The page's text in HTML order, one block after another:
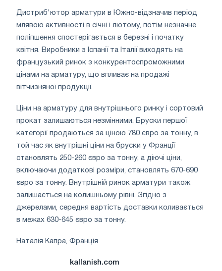
Дистриб'ютор арматури в Южно-відзначив період
млявою активності в січні і лютому, потім незначне
поліпшення спостерігається в березні і початку
квітня. Виробники з Іспанії та Італії виходять на
французький ринок з конкурентоспроможними
цінами на арматуру, що впливає на продажі
вітчизняної продукції.
Ціни на арматуру для внутрішнього ринку і сортовий
прокат залишаються незмінними. Бруски першої
категорії продаються за ціною 780 євро за тонну, в
той час як внутрішні ціни на бруски у Франції
становлять 250-260 євро за тонну, а діючі ціни,
включаючи додаткові розміри, становлять 670-690
євро за тонну. Внутрішній ринок арматури також
залишається на колишньому рівні. Згідно з
джерелами, середня вартість доставки коливається
в межах 630-645 євро за тонну.
Наталія Капра, Франція
kallanish.com